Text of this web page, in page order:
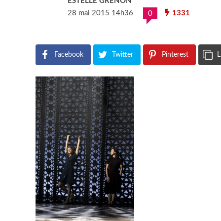
28 mai 2015 14h36
0 1331
Facebook Twitter Pinterest